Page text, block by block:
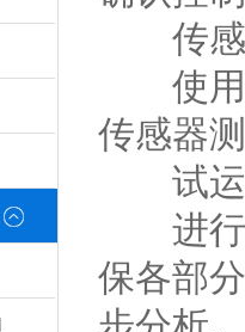
传感
使用
传感器
试运
进行
保各部